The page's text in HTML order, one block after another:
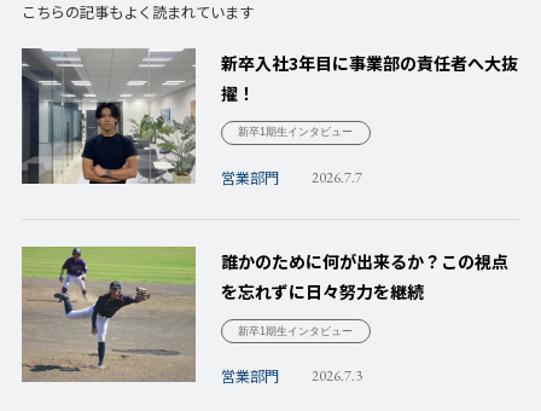
こちらの記事もよく読まれています
新卒入社3年目に事業部の責任者へ大抜
擢！
新卒1期生インタビュー
営業部門 2026.7.7
誰かのために何が出来るか？この視点
を忘れずに日々努力を継続
新卒1期生インタビュー
営業部門 2026.7.3